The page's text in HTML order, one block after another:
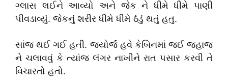
ગ્લાસ લઈને આવ્યો અને જેક ને ધીમે ધીમે પાણી
પીવડાવ્યું. જેકનું શરીર ધીમે ધીમે ઠંડું થતું હતુ.
સાંજ થઈ ગઈ હતી. જ્યોર્જ હવે કેબિનમાં જઈ જહાજ
ને ચલાવવું કે ત્યાંજ લંગર નાખીને રાત પસાર કરવી તે
વિચારતો હતો.